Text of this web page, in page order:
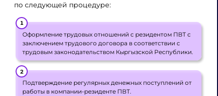
по следующей процедуре:
Оформление трудовых отношений с резидентом ПВТ с
заключением трудового договора в соответствии с
трудовым законодательством Кыргызской Республики.
Подтверждение регулярных денежных поступлений от
работы в компании-резиденте ПВТ.